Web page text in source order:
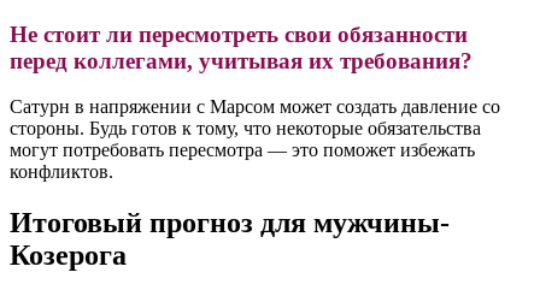
Не стоит ли пересмотреть свои обязанности
перед коллегами, учитывая их требования?
Сатурн в напряжении с Марсом может создать давление со
стороны. Будь готов к тому, что некоторые обязательства
могут потребовать пересмотра — это поможет избежать
конфликтов.
Итоговый прогноз для мужчины-
Козерога